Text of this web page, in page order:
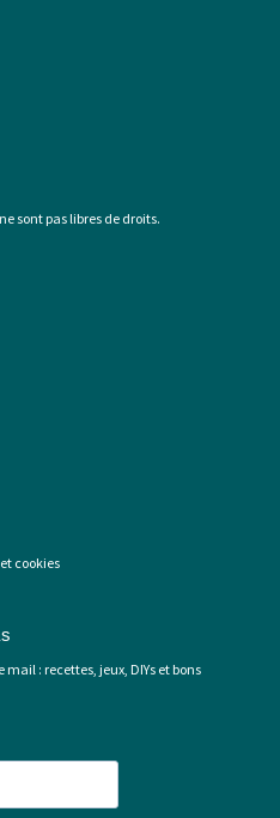
sont pas libres de droits.
cookies
: recettes, jeux, DIYs et bons